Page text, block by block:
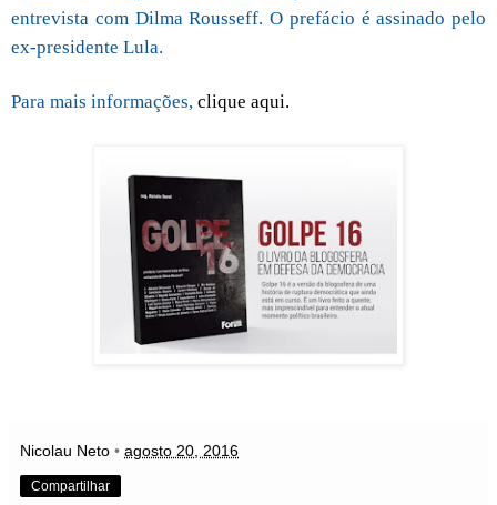
entrevista com Dilma Rousseff. O prefácio é assinado pelo
ex-presidente Lula.
Para mais informações, clique aqui.
Nicolau Neto • agosto 20, 2016
Compartilhar